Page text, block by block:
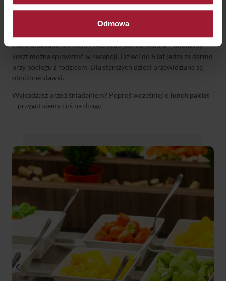
Odmowa
od7:00do 10:00w dni powszednie
w weekendy i święta
Cena śniadania dla osób z zewnątrz jest określona – dokładny
koszt można sprawdzić w recepcji. Dzieci do 6 lat jedzą za darmo
przy noclegu z rodzicem. Dla starszych dzieci przewidziane są
obniżone stawki.
Wyjeżdżasz przed śniadaniem? Poproś wcześniej o lunch pakiet
– przygotujemy coś na drogę.